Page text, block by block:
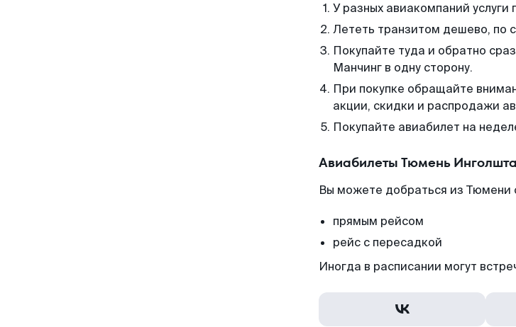
У разных авиакомпаний
Лететь транзитом дешево, по
Покупайте туда и обратно
Манчинг в одну сторону.
При покупке обращайте
акции, скидки и распродажи
Покупайте авиабилет на
Авиабилеты Тюмень
Вы можете добраться из Тюмени
прямым рейсом
рейс с пересадкой
Иногда в расписании могут